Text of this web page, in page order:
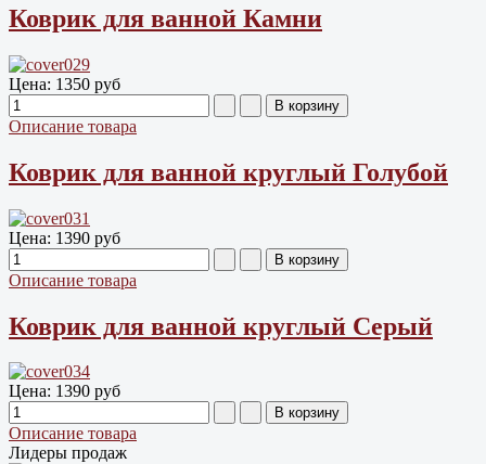
Коврик для ванной Камни
Цена: 1350 руб
Описание товара
Коврик для ванной круглый Голубой
Цена: 1390 руб
Описание товара
Коврик для ванной круглый Серый
Цена: 1390 руб
Описание товара
Лидеры продаж